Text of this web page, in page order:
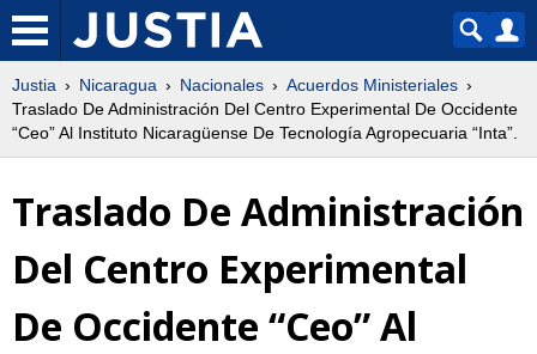
Justia Nicaragua Nacionales
Acuerdos Ministeriales
Traslado De Administración Del Centro Experimental De Occidente
“Ceo” Al Instituto Nicaragüense De Tecnología Agropecuaria “Inta”.
Traslado De Administración
Del Centro Experimental
De Occidente “Ceo” Al